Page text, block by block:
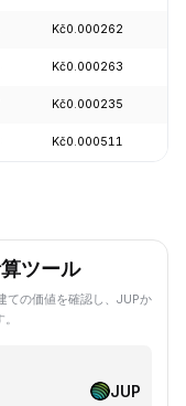
Kč0.000262
Kč0.000263
Kč0.000235
Kč0.000511
ツール
ての価値を確認し、JUPか
JUP